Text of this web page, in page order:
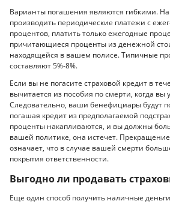
Варианты погашения являются гибкими.
производить периодические платежи с
процентов, платить только ежегодные
причитающиеся проценты из денежной
находящейся в вашем полисе. Типичные
составляют 5%-8%.
Если вы не погасите страховой кредит в
вычитается из пособия по смерти, когда вы
Следовательно, ваши бенефициары будут
погашая кредит из предполагаемой
проценты накапливаются, и вы должны
вашей политике, она истечет. Прекращение
означает, что в случае вашей смерти
покрытия ответственности.
Выгодно ли продавать
Еще один способ получить наличные